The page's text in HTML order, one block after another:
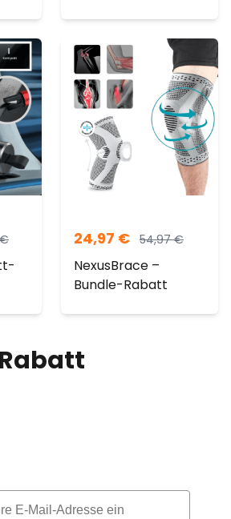
€ 24,97 € 54,97€
NexusBrace –
Bundle-Rabatt